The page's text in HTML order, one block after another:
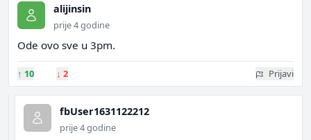
alijinsin
prije 4 godine
Ode ovo sve u 3pm.
↑ 10 ↓ 2 Prijavi
fbUser1631122212
prije 4 godine